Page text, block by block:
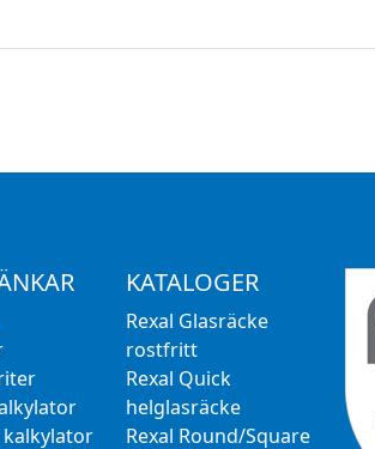
kalkylator
KATALOGER
Rexal Glasräcke
rostfritt
Rexal Quick
helglasräcke
Rexal Round/Square